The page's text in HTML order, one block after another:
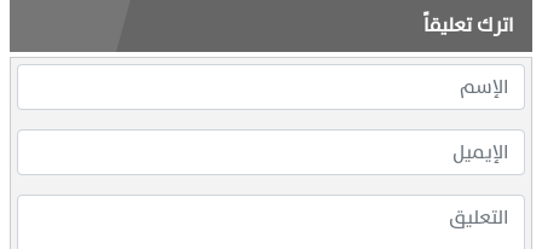
اترك تعليقاً